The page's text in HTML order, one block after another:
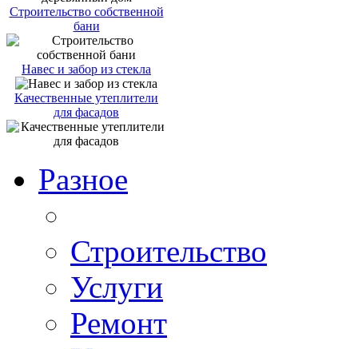
Строительство собственной
бани
Навес и забор из стекла
Качественные утеплители
для фасадов
Разное
Строительство
Услуги
Ремонт